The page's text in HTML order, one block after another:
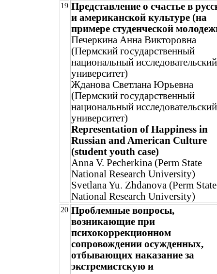
19 Представление о счастье в
и американской культуре (на
примере студенческой
Печеркина Анна Викторовна
(Пермский государственный
национальный исследовательский
университет)
Жданова Светлана Юрьевна
(Пермский государственный
национальный исследовательский
университет)
Representation of Happiness in
Russian and American Culture
(student youth case)
Anna V. Pecherkina (Perm State
National Research University)
Svetlana Yu. Zhdanova (Perm State
National Research University)
20 Проблемные вопросы,
возникающие при
психокоррекционном
сопровождении осужденных,
отбывающих наказание за
экстремистскую и